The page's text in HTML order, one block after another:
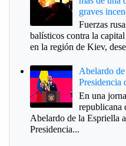
graves
Fuerzas
balísticos contra la
en la región de Kiev,
Abelardo
Presidencia
En una
republicana
Abelardo de la Espriella
Presidencia...